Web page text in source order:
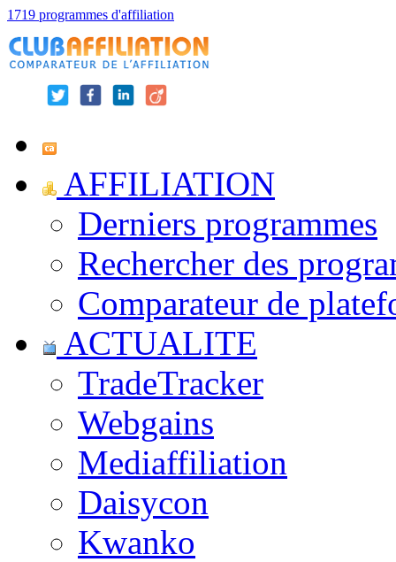
1719 programmes d'affiliation
AFFILIATION
Derniers programmes
Rechercher des
Comparateur de
ACTUALITE
TradeTracker
Webgains
Mediaffiliation
Daisycon
Kwanko